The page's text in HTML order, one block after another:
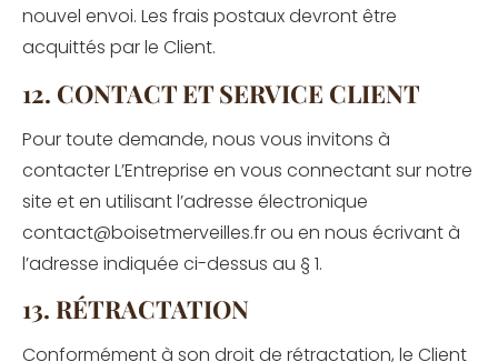
nouvel envoi. Les frais postaux devront être
acquittés par le Client.
12. CONTACT ET SERVICE CLIENT
Pour toute demande, nous vous invitons à
contacter L’Entreprise en vous connectant sur notre
site et en utilisant l’adresse électronique
contact@boisetmerveilles.fr ou en nous écrivant à
l’adresse indiquée ci-dessus au § 1.
13. RÉTRACTATION
Conformément à son droit de rétractation, le Client